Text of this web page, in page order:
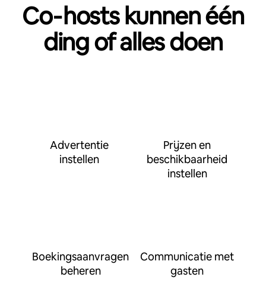
Co‑hosts kunnen één
ding of alles doen
Advertentie
instellen
Prijzen en
beschikbaarheid
instellen
Boekingsaanvragen
beheren
Communicatie met
gasten